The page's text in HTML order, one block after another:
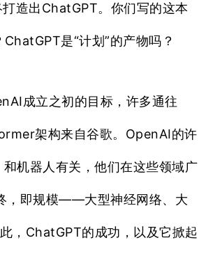
造出ChatGPT。你们写的这本
是“计划”的产物吗？
成立之初的目标， 许多通往
架构来自谷歌。OpenAI的许
机器人有关，他们在这些领域广
，即规模——大型神经网络、大
，ChatGPT的成功，以及它掀起